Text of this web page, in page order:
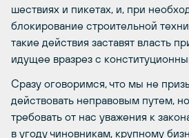
шествиях и пикетах, и, при
блокирование строительной
такие действия заставят власть
идущее вразрез с
Сразу оговоримся, что мы не
действовать неправовым путем,
требовать от нас уважения к
в угоду чиновникам, крупному